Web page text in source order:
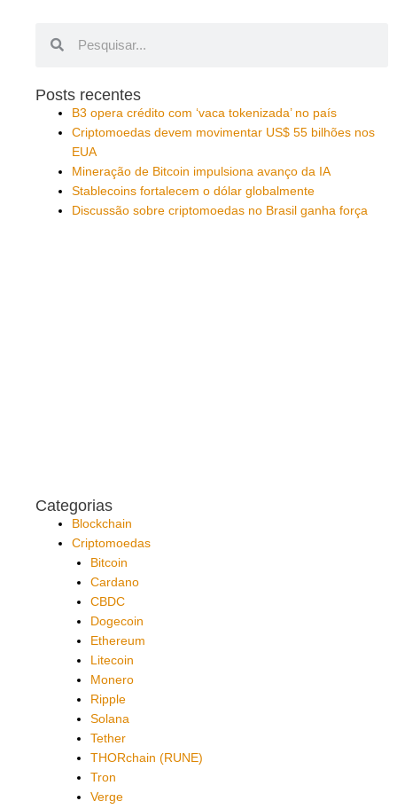
Posts recentes
B3 opera crédito com ‘vaca tokenizada’ no país
Criptomoedas devem movimentar US$ 55 bilhões nos
EUA
Mineração de Bitcoin impulsiona avanço da IA
Stablecoins fortalecem o dólar globalmente
Discussão sobre criptomoedas no Brasil ganha força
Categorias
Blockchain
Criptomoedas
Bitcoin
Cardano
CBDC
Dogecoin
Ethereum
Litecoin
Monero
Ripple
Solana
Tether
THORchain (RUNE)
Tron
Verge